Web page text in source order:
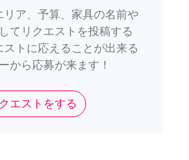
リア、予算、家具の名前や
てリクエストを投稿する
ストに応えることが出来る
から応募が来ます！
エストをする